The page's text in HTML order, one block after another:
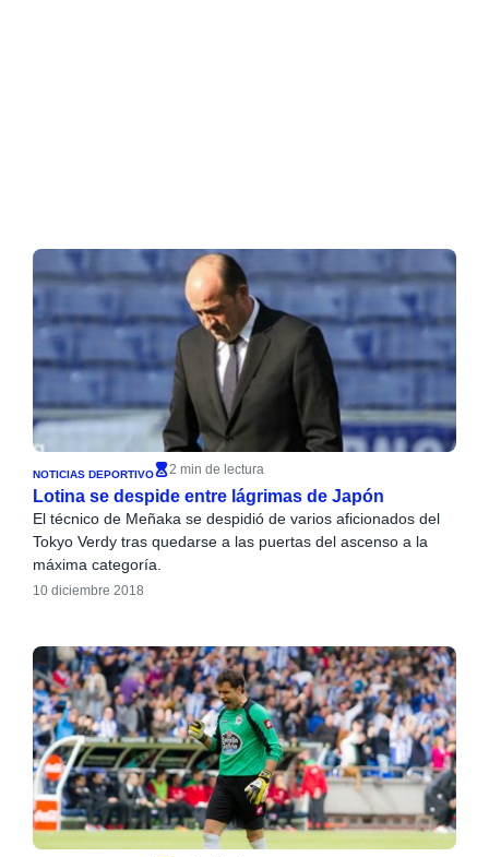
NOTICIAS DEPORTIVO 2 min de lectura
Lotina se despide entre lágrimas de Japón
El técnico de Meñaka se despidió de varios aficionados del
Tokyo Verdy tras quedarse a las puertas del ascenso a la
máxima categoría.
10 diciembre 2018